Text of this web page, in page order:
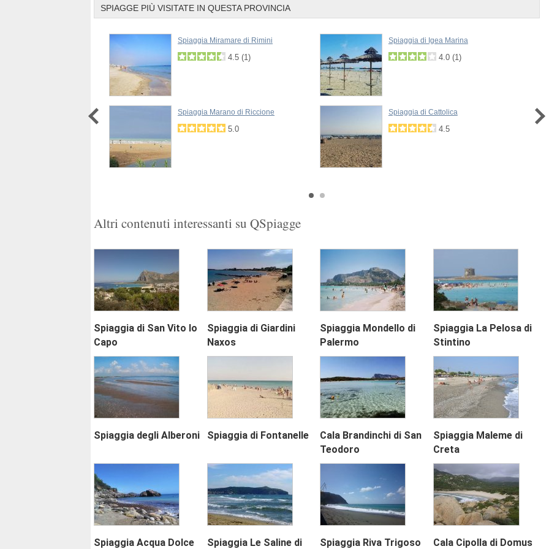
SPIAGGE PIÙ VISITATE IN QUESTA PROVINCIA
Spiaggia Miramare di Rimini
4.5 (1)
Spiaggia di Igea Marina
4.0 (1)
Spiaggia Marano di Riccione
5.0
Spiaggia di Cattolica
4.5
Altri contenuti interessanti su QSpiagge
Spiaggia di San Vito lo
Capo
Spiaggia di Giardini
Naxos
Spiaggia Mondello di
Palermo
Spiaggia La Pelosa di
Stintino
Spiaggia degli Alberoni Spiaggia di Fontanelle
Cala Brandinchi di San
Teodoro
Spiaggia Maleme di
Creta
Spiaggia Acqua Dolce Spiaggia Le Saline di Spiaggia Riva Trigoso Cala Cipolla di Domus